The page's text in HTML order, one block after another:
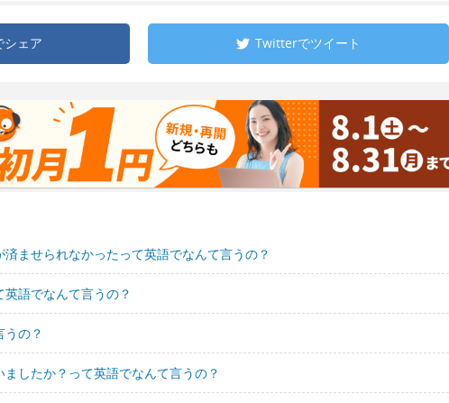
シェア Twitterでツイート
ませられなかったって英語でなんて言うの？
語でなんて言うの？
の？
したか？って英語でなんて言うの？